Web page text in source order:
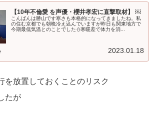
【10年不倫愛 を声優・櫻井孝宏に直撃取材】 ￼
こんばんは勝山です寒さも本格的になってきましたね。私
の住む京都でも朝晩冷え込んでいますが昨日も関東地方で
今期最低気温とのことでした⛄️寒暖差で体力を消...
2023.01.18
を放置しておくことのリスク
たが